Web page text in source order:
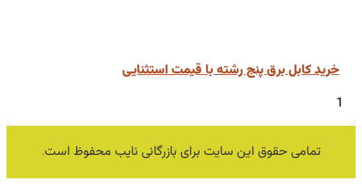
خرید کابل برق پنج رشته با قیمت استثنایی
تمامی حقوق این سایت برای بازرگانی نایب محفوظ است.